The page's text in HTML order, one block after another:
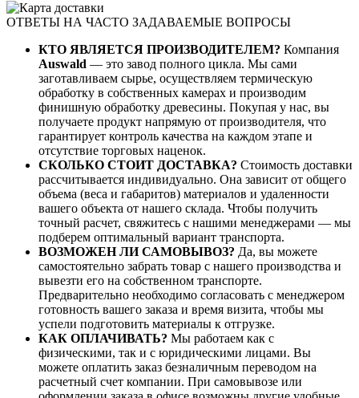
ОТВЕТЫ НА ЧАСТО ЗАДАВАЕМЫЕ ВОПРОСЫ
КТО ЯВЛЯЕТСЯ ПРОИЗВОДИТЕЛЕМ? Компания
Auswald — это завод полного цикла. Мы сами
заготавливаем сырье, осуществляем термическую
обработку в собственных камерах и производим
финишную обработку древесины. Покупая у нас, вы
получаете продукт напрямую от производителя, что
гарантирует контроль качества на каждом этапе и
отсутствие торговых наценок.
СКОЛЬКО СТОИТ ДОСТАВКА? Стоимость доставки
рассчитывается индивидуально. Она зависит от общего
объема (веса и габаритов) материалов и удаленности
вашего объекта от нашего склада. Чтобы получить
точный расчет, свяжитесь с нашими менеджерами — мы
подберем оптимальный вариант транспорта.
ВОЗМОЖЕН ЛИ САМОВЫВОЗ? Да, вы можете
самостоятельно забрать товар с нашего производства и
вывезти его на собственном транспорте.
Предварительно необходимо согласовать с менеджером
готовность вашего заказа и время визита, чтобы мы
успели подготовить материалы к отгрузке.
КАК ОПЛАЧИВАТЬ? Мы работаем как с
физическими, так и с юридическими лицами. Вы
можете оплатить заказ безналичным переводом на
расчетный счет компании. При самовывозе или